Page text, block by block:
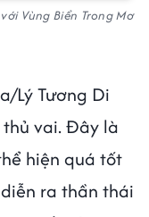
Vùng Biển Trong Mơ
Lý Tương Di
thủ vai. Đây là
hiện quá tốt
ra thần thái